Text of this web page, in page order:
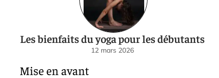
Les bienfaits du yoga pour les débutants
12 mars 2026
Mise en avant